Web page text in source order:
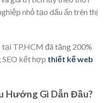
nhỏ tạo dấu ấn trên thị
TP.HCM đã tăng 200%
SEO kết hợp thiết kế web
Hướng Gì Dẫn Đầu?